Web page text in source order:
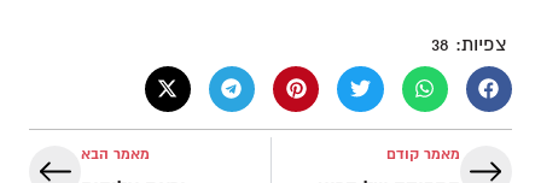
צפיות: 38
מאמר קודם מאמר הבא